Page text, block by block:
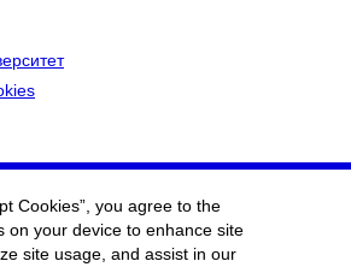
Cookies”, you agree to the
on your device to enhance site
site usage, and assist in our